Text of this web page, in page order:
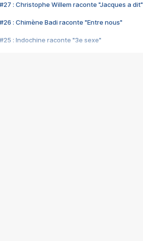
#27 : Christophe Willem raconte "Jacques a dit"
#26 : Chimène Badi raconte "Entre nous"
#25 : Indochine raconte "3e sexe"